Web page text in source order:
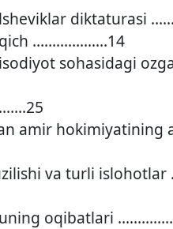
diktaturasi
……………….14
sohasidagi
amir hokimiyatining
va turli
uning oqibatlari